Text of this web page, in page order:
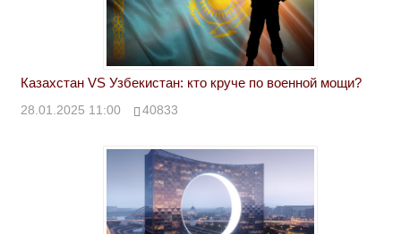
Казахстан VS Узбекистан: кто круче по военной мощи?
28.01.2025 11:00 40833